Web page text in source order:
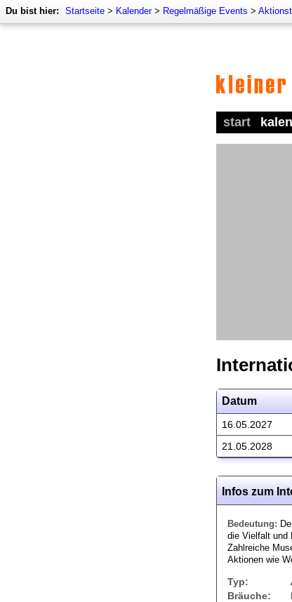
Du bist hier: Startseite > Kalender> Regelmäßige Events >
start
Datum
16.05.2027
21.05.2028
Infos zum
Bedeutung:
die Vielfalt und
Zahlreiche
Aktionen wie
Typ:
Bräuche: